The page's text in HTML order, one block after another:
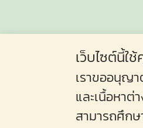
Copyright ©
เว็บไซต์นี้ใ
เราขออนุญ
และเนื้อหาต่
สามารถศึก